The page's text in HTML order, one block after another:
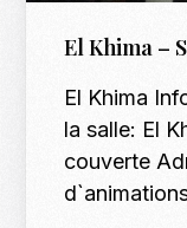
El Khima –
El Khima
la salle: El
couverte